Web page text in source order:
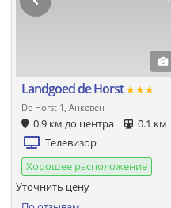
Landgoed de Horst★★★
De Horst 1, Анкевен
0.9 км до центра 0.1 км
Телевизор
Хорошее расположение
Уточнить цену